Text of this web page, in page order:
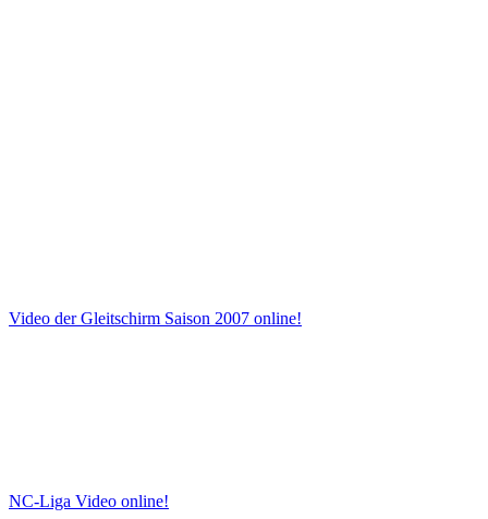
Video der Gleitschirm Saison 2007 online!
NC-Liga Video online!